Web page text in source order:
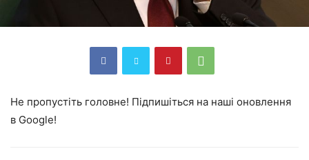
Не пропустіть головне! Підпишіться на наші оновлення
в Google!